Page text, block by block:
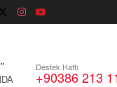
Destek Hattı
+90386 213